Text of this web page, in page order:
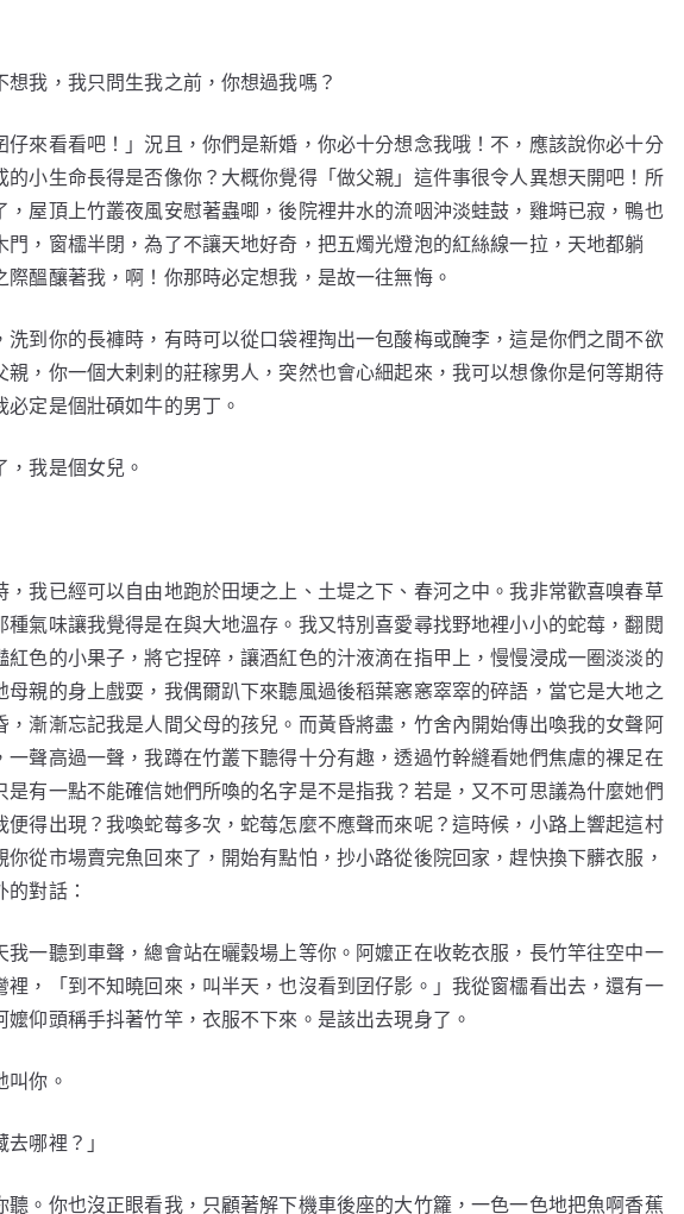
我，我只問生我之前，你想過我嗎？
來看看吧！」況且，你們是新婚，你必十分想念我哦！不，應該說你必十分
小生命長得是否像你？大概你覺得「做父親」這件事很令人異想天開吧！所
屋頂上竹叢夜風安慰著蟲唧，後院裡井水的流咽沖淡蛙鼓，雞塒已寂，鴨也
門，窗櫺半閉，為了不讓天地好奇，把五燭光燈泡的紅絲線一拉，天地都躺
醞釀著我，啊！你那時必定想我，是故一往無悔。
洗到你的長褲時，有時可以從口袋裡掏出一包酸梅或醃李，這是你們之間不欲
親，你一個大剌剌的莊稼男人，突然也會心細起來，我可以想像你是何等期待
定是個壯碩如牛的男丁。
我是個女兒。
我已經可以自由地跑於田埂之上、土堤之下、春河之中。我非常歡喜嗅春草
氣味讓我覺得是在與大地溫存。我又特別喜愛尋找野地裡小小的蛇莓，翻閱
紅色的小果子，將它捏碎，讓酒紅色的汁液滴在指甲上，慢慢浸成一圈淡淡的
親的身上戲耍，我偶爾趴下來聽風過後稻葉窸窸窣窣的碎語，當它是大地之
，漸漸忘記我是人間父母的孩兒。而黃昏將盡，竹舍內開始傳出喚我的女聲阿
聲高過一聲，我蹲在竹叢下聽得十分有趣，透過竹幹縫看她們焦慮的裸足在
有一點不能確信她們所喚的名字是不是指我？若是，又不可思議為什麼她們
便得出現？我喚蛇莓多次，蛇莓怎麼不應聲而來呢？這時候，小路上響起這村
從市場賣完魚回來了，開始有點怕，抄小路從後院回家，趕快換下髒衣服，
對話：
我一聽到車聲，總會站在曬穀場上等你。阿嬤正在收乾衣服，長竹竿往空中一
裡，「到不知曉回來，叫半天，也沒看到囝仔影。」我從窗櫺看出去，還有一
仰頭稱手抖著竹竿，衣服不下來。是該出去現身了。
叫你。
哪裡？」
聽。你也沒正眼看我，只顧著解下機車後座的大竹籮，一色一色地把魚啊香蕉